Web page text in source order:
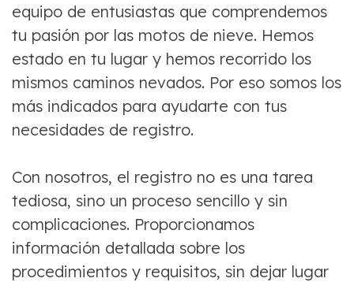
equipo de entusiastas que comprendemos
tu pasión por las motos de nieve. Hemos
estado en tu lugar y hemos recorrido los
mismos caminos nevados. Por eso somos los
más indicados para ayudarte con tus
necesidades de registro.
Con nosotros, el registro no es una tarea
tediosa, sino un proceso sencillo y sin
complicaciones. Proporcionamos
información detallada sobre los
procedimientos y requisitos, sin dejar lugar